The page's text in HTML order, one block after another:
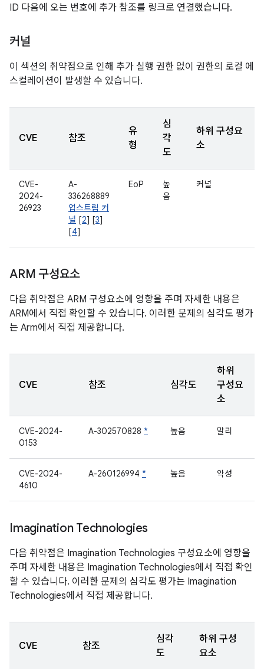
ID 다음에 오는 번호에 추가 참조를 링크로 연결했습니다.
커널
이 섹션의 취약점으로 인해 추가 실행 권한 없이 권한의 로컬 에
스컬레이션이 발생할 수 있습니다.
CVE 참조
유
형
심
각
도
하위 구성요
소
CVE-
2024-
26923
A-
336268889
업스트림 커
널 [2] [3]
[4]
EoP
높
음
커널
ARM 구성요소
다음 취약점은 ARM 구성요소에 영향을 주며 자세한 내용은
ARM에서 직접 확인할 수 있습니다. 이러한 문제의 심각도 평가
는 Arm에서 직접 제공합니다.
CVE 참조 심각도
하위
구성요
소
CVE-2024-
0153
A-302570828 * 높음 말리
CVE-2024-
4610
A-260126994 * 높음 악성
Imagination Technologies
다음 취약점은 Imagination Technologies 구성요소에 영향을
주며 자세한 내용은 Imagination Technologies에서 직접 확인
할 수 있습니다. 이러한 문제의 심각도 평가는 Imagination
Technologies에서 직접 제공합니다.
CVE 참조
심각
도
하위 구성
요소